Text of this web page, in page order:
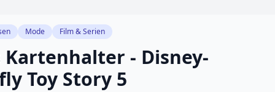
Mode Film & Serien
- Disney-
Toy Story 5